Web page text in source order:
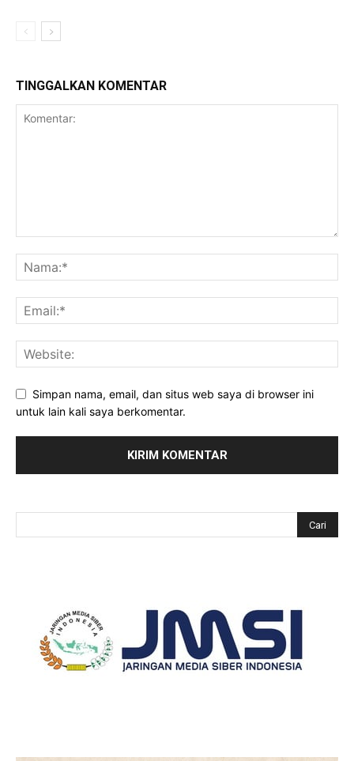
TINGGALKAN KOMENTAR
Simpan nama, email, dan situs web saya di browser ini
untuk lain kali saya berkomentar.